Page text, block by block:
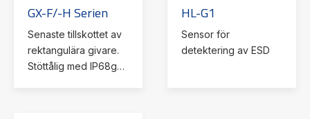
GX-F/-H Serien
Senaste tillskottet av
rektangulära givare.
Stöttålig med IP68g
HL-G1
Sensor för
detektering av ESD